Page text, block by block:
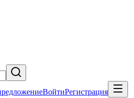
ВойтиРегистрация